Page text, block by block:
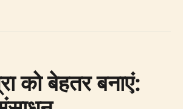
को बेहतर बनाएं: